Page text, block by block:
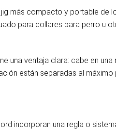
jig más compacto y portable de
para collares para perro u
una ventaja clara: cabe en
están separadas al
incorporan una regla o